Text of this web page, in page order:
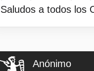
Saludos a todos los
Anónimo